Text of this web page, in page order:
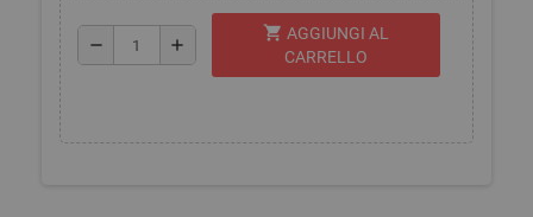
remove add
shopping_cart AGGIUNGI AL
CARRELLO